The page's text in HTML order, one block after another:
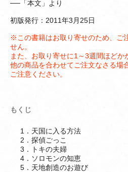
──「本文」より
初版発行：2011年3月25日
※この書籍はお取り寄せのため、ご
せん。
また、お取り寄せに1～3週間ほどか
他の商品を合わせてご注文なさる場
ご注意ください。
もくじ
1．天国に入る方法
2．探偵ごっこ
3．トキの夫婦
4．ソロモンの知恵
5．天地創造のお遊び